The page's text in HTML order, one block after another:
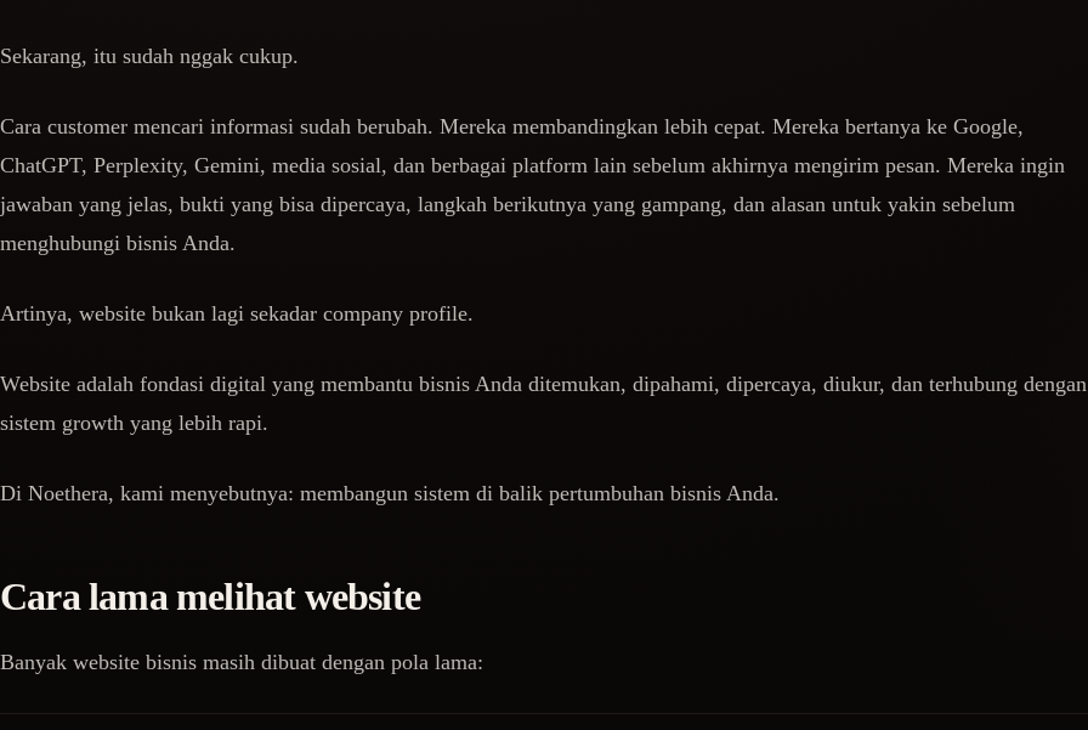
Sekarang, itu sudah nggak cukup.
Cara customer mencari informasi sudah berubah. Mereka membandingkan lebih cepat. Mereka bertanya ke Google,
ChatGPT, Perplexity, Gemini, media sosial, dan berbagai platform lain sebelum akhirnya mengirim pesan. Mereka ingin
jawaban yang jelas, bukti yang bisa dipercaya, langkah berikutnya yang gampang, dan alasan untuk yakin sebelum
menghubungi bisnis Anda.
Artinya, website bukan lagi sekadar company profile.
Website adalah fondasi digital yang membantu bisnis Anda ditemukan, dipahami, dipercaya, diukur, dan terhubung dengan
sistem growth yang lebih rapi.
Di Noethera, kami menyebutnya: membangun sistem di balik pertumbuhan bisnis Anda.
Cara lama melihat website
Banyak website bisnis masih dibuat dengan pola lama: